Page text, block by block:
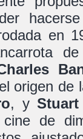
en
origen de
, y
de